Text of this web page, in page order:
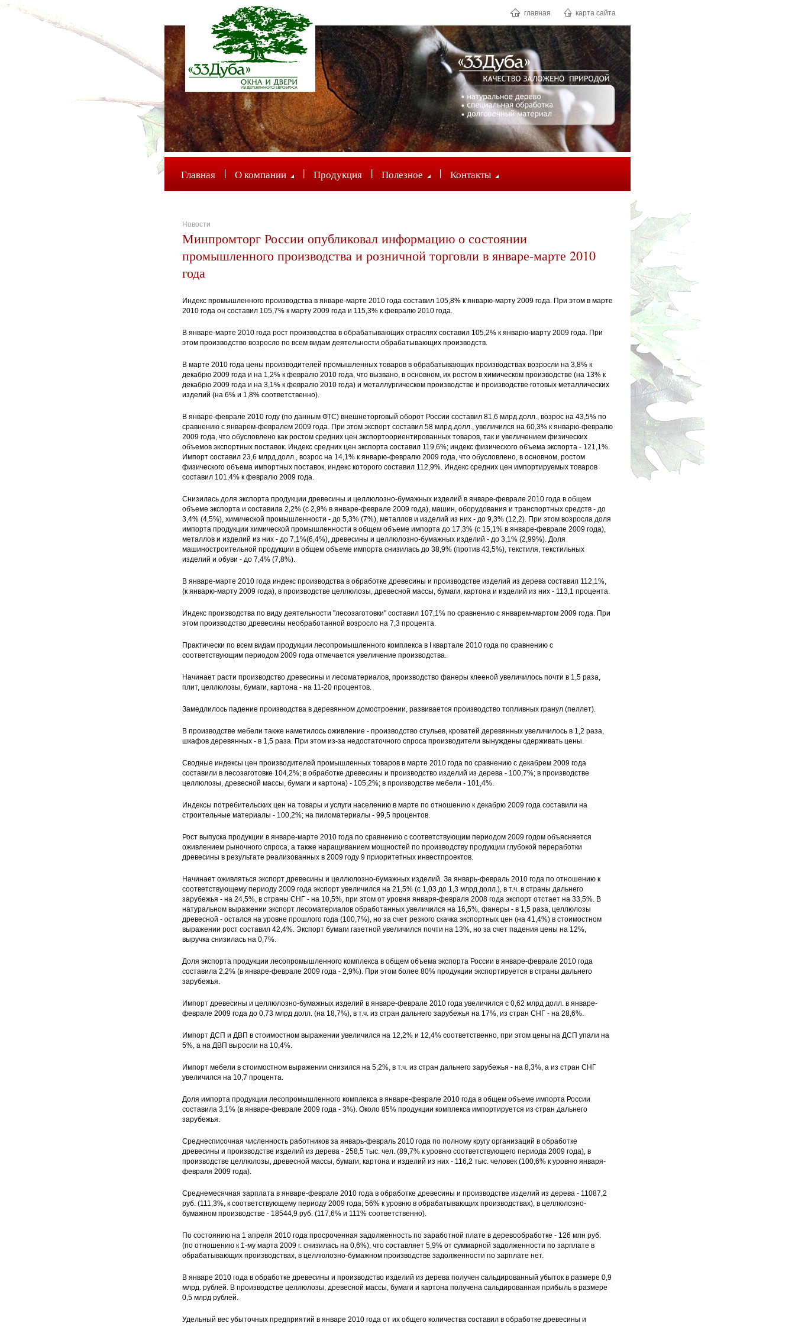
главная карта сайта
Главная | О компании | Продукция | Полезное | Контакты
Новости
Минпромторг России опубликовал информацию о состоянии
промышленного производства и розничной торговли в январе-марте 2010
года
Индекс промышленного производства в январе-марте 2010 года составил 105,8% к январю-марту 2009 года. При этом в марте
2010 года он составил 105,7% к марту 2009 года и 115,3% к февралю 2010 года.
В январе-марте 2010 года рост производства в обрабатывающих отраслях составил 105,2% к январю-марту 2009 года. При
этом производство возросло по всем видам деятельности обрабатывающих производств.
В марте 2010 года цены производителей промышленных товаров в обрабатывающих производствах возросли на 3,8% к
декабрю 2009 года и на 1,2% к февралю 2010 года, что вызвано, в основном, их ростом в химическом производстве (на 13% к
декабрю 2009 года и на 3,1% к февралю 2010 года) и металлургическом производстве и производстве готовых металлических
изделий (на 6% и 1,8% соответственно).
В январе-феврале 2010 году (по данным ФТС) внешнеторговый оборот России составил 81,6 млрд.долл., возрос на 43,5% по
сравнению с январем-февралем 2009 года. При этом экспорт составил 58 млрд.долл., увеличился на 60,3% к январю-февралю
2009 года, что обусловлено как ростом средних цен экспортоориентированных товаров, так и увеличением физических
объемов экспортных поставок. Индекс средних цен экспорта составил 119,6%; индекс физического объема экспорта - 121,1%.
Импорт составил 23,6 млрд.долл., возрос на 14,1% к январю-февралю 2009 года, что обусловлено, в основном, ростом
физического объема импортных поставок, индекс которого составил 112,9%. Индекс средних цен импортируемых товаров
составил 101,4% к февралю 2009 года.
Снизилась доля экспорта продукции древесины и целлюлозно-бумажных изделий в январе-феврале 2010 года в общем
объеме экспорта и составила 2,2% (с 2,9% в январе-феврале 2009 года), машин, оборудования и транспортных средств - до
3,4% (4,5%), химической промышленности - до 5,3% (7%), металлов и изделий из них - до 9,3% (12,2). При этом возросла доля
импорта продукции химической промышленности в общем объеме импорта до 17,3% (с 15,1% в январе-феврале 2009 года),
металлов и изделий из них - до 7,1%(6,4%), древесины и целлюлозно-бумажных изделий - до 3,1% (2,99%). Доля
машиностроительной продукции в общем объеме импорта снизилась до 38,9% (против 43,5%), текстиля, текстильных
изделий и обуви - до 7,4% (7,8%).
В январе-марте 2010 года индекс производства в обработке древесины и производстве изделий из дерева составил 112,1%,
(к январю-марту 2009 года), в производстве целлюлозы, древесной массы, бумаги, картона и изделий из них - 113,1 процента.
Индекс производства по виду деятельности "лесозаготовки" составил 107,1% по сравнению с январем-мартом 2009 года. При
этом производство древесины необработанной возросло на 7,3 процента.
Практически по всем видам продукции лесопромышленного комплекса в I квартале 2010 года по сравнению с
соответствующим периодом 2009 года отмечается увеличение производства.
Начинает расти производство древесины и лесоматериалов, производство фанеры клееной увеличилось почти в 1,5 раза,
плит, целлюлозы, бумаги, картона - на 11-20 процентов.
Замедлилось падение производства в деревянном домостроении, развивается производство топливных гранул (пеллет).
В производстве мебели также наметилось оживление - производство стульев, кроватей деревянных увеличилось в 1,2 раза,
шкафов деревянных - в 1,5 раза. При этом из-за недостаточного спроса производители вынуждены сдерживать цены.
Сводные индексы цен производителей промышленных товаров в марте 2010 года по сравнению с декабрем 2009 года
составили в лесозаготовке 104,2%; в обработке древесины и производство изделий из дерева - 100,7%; в производстве
целлюлозы, древесной массы, бумаги и картона) - 105,2%; в производстве мебели - 101,4%.
Индексы потребительских цен на товары и услуги населению в марте по отношению к декабрю 2009 года составили на
строительные материалы - 100,2%; на пиломатериалы - 99,5 процентов.
Рост выпуска продукции в январе-марте 2010 года по сравнению с соответствующим периодом 2009 годом объясняется
оживлением рыночного спроса, а также наращиванием мощностей по производству продукции глубокой переработки
древесины в результате реализованных в 2009 году 9 приоритетных инвестпроектов.
Начинает оживляться экспорт древесины и целлюлозно-бумажных изделий. За январь-февраль 2010 года по отношению к
соответствующему периоду 2009 года экспорт увеличился на 21,5% (с 1,03 до 1,3 млрд долл.), в т.ч. в страны дальнего
зарубежья - на 24,5%, в страны СНГ - на 10,5%, при этом от уровня января-февраля 2008 года экспорт отстает на 33,5%. В
натуральном выражении экспорт лесоматериалов обработанных увеличился на 16,5%, фанеры - в 1,5 раза, целлюлозы
древесной - остался на уровне прошлого года (100,7%), но за счет резкого скачка экспортных цен (на 41,4%) в стоимостном
выражении рост составил 42,4%. Экспорт бумаги газетной увеличился почти на 13%, но за счет падения цены на 12%,
выручка снизилась на 0,7%.
Доля экспорта продукции лесопромышленного комплекса в общем объема экспорта России в январе-феврале 2010 года
составила 2,2% (в январе-феврале 2009 года - 2,9%). При этом более 80% продукции экспортируется в страны дальнего
зарубежья.
Импорт древесины и целлюлозно-бумажных изделий в январе-феврале 2010 года увеличился с 0,62 млрд долл. в январе-
феврале 2009 года до 0,73 млрд долл. (на 18,7%), в т.ч. из стран дальнего зарубежья на 17%, из стран СНГ - на 28,6%.
Импорт ДСП и ДВП в стоимостном выражении увеличился на 12,2% и 12,4% соответственно, при этом цены на ДСП упали на
5%, а на ДВП выросли на 10,4%.
Импорт мебели в стоимостном выражении снизился на 5,2%, в т.ч. из стран дальнего зарубежья - на 8,3%, а из стран СНГ
увеличился на 10,7 процента.
Доля импорта продукции лесопромышленного комплекса в январе-феврале 2010 года в общем объеме импорта России
составила 3,1% (в январе-феврале 2009 года - 3%). Около 85% продукции комплекса импортируется из стран дальнего
зарубежья.
Среднесписочная численность работников за январь-февраль 2010 года по полному кругу организаций в обработке
древесины и производстве изделий из дерева - 258,5 тыс. чел. (89,7% к уровню соответствующего периода 2009 года), в
производстве целлюлозы, древесной массы, бумаги, картона и изделий из них - 116,2 тыс. человек (100,6% к уровню января-
февраля 2009 года).
Среднемесячная зарплата в январе-феврале 2010 года в обработке древесины и производстве изделий из дерева - 11087,2
руб. (111,3%, к соответствующему периоду 2009 года; 56% к уровню в обрабатывающих производствах), в целлюлозно-
бумажном производстве - 18544,9 руб. (117,6% и 111% соответственно).
По состоянию на 1 апреля 2010 года просроченная задолженность по заработной плате в деревообработке - 126 млн руб.
(по отношению к 1-му марта 2009 г. снизилась на 0,6%), что составляет 5,9% от суммарной задолженности по зарплате в
обрабатывающих производствах, в целлюлозно-бумажном производстве задолженности по зарплате нет.
В январе 2010 года в обработке древесины и производство изделий из дерева получен сальдированный убыток в размере 0,9
млрд. рублей. В производстве целлюлозы, древесной массы, бумаги и картона получена сальдированная прибыль в размере
0,5 млрд рублей.
Удельный вес убыточных предприятий в январе 2010 года от их общего количества составил в обработке древесины и